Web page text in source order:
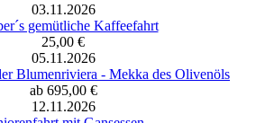
03.11.2026
gemütliche Kaffeefahrt
25,00 €
05.11.2026
Blumenriviera - Mekka des Olivenöls
ab 695,00 €
12.11.2026